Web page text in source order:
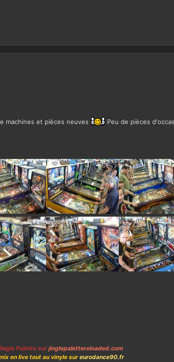
machines et pièces neuves
Peu de pièces
Palette surjinglepalettereloaded.com
en live tout au vinyle sur eurodance90.fr